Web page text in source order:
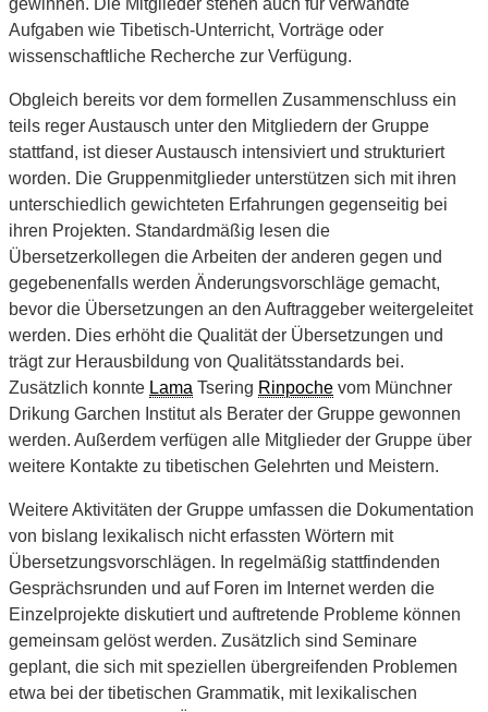
Aufgaben wie Tibetisch-Unterricht, Vorträge oder
wissenschaftliche Recherche zur Verfügung.
Obgleich bereits vor dem formellen Zusammenschluss ein
teils reger Austausch unter den Mitgliedern der Gruppe
stattfand, ist dieser Austausch intensiviert und strukturiert
worden. Die Gruppenmitglieder unterstützen sich mit ihren
unterschiedlich gewichteten Erfahrungen gegenseitig bei
ihren Projekten. Standardmäßig lesen die
Übersetzerkollegen die Arbeiten der anderen gegen und
gegebenenfalls werden Änderungsvorschläge gemacht,
bevor die Übersetzungen an den Auftraggeber weitergeleitet
werden. Dies erhöht die Qualität der Übersetzungen und
trägt zur Herausbildung von Qualitätsstandards bei.
Zusätzlich konnte Lama Tsering Rinpoche vom Münchner
Drikung Garchen Institut als Berater der Gruppe gewonnen
werden. Außerdem verfügen alle Mitglieder der Gruppe über
weitere Kontakte zu tibetischen Gelehrten und Meistern.
Weitere Aktivitäten der Gruppe umfassen die Dokumentation
von bislang lexikalisch nicht erfassten Wörtern mit
Übersetzungsvorschlägen. In regelmäßig stattfindenden
Gesprächsrunden und auf Foren im Internet werden die
Einzelprojekte diskutiert und auftretende Probleme können
gemeinsam gelöst werden. Zusätzlich sind Seminare
geplant, die sich mit speziellen übergreifenden Problemen
etwa bei der tibetischen Grammatik, mit lexikalischen